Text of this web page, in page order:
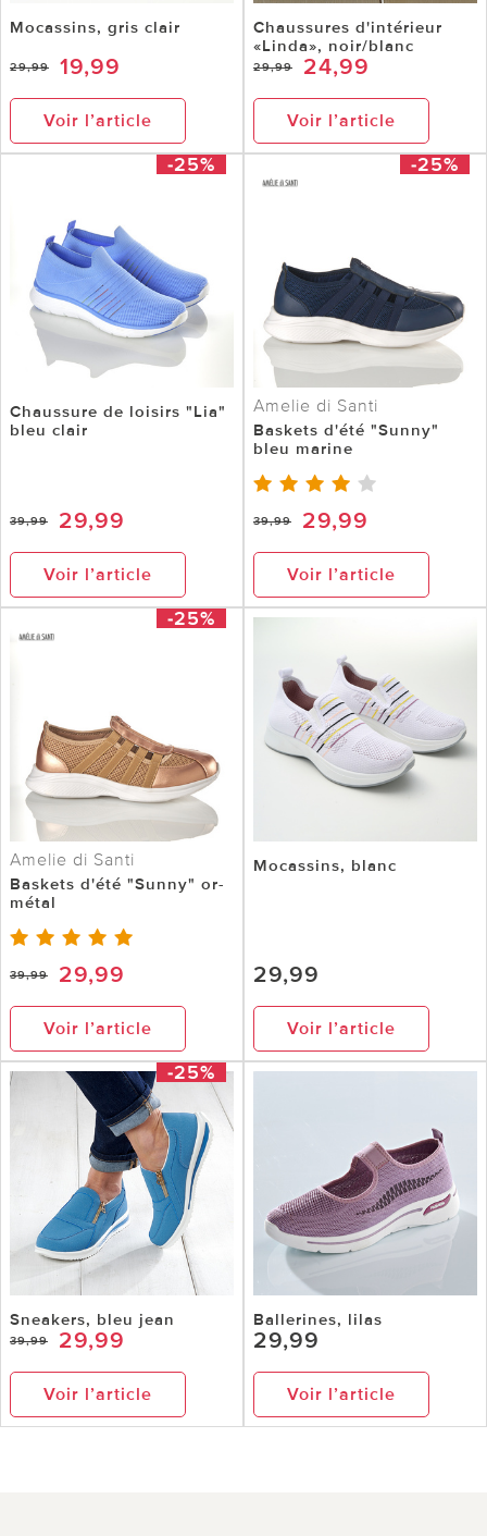
Mocassins, gris clair
29,99 19,99
Voir l’article
Chaussures d'intérieur
«Linda», noir/blanc
29,99 24,99
Voir l’article
-25%
Chaussure de loisirs "Lia"
bleu clair
39,99 29,99
Voir l’article
-25%
Amelie di Santi
Baskets d'été "Sunny"
bleu marine
39,99 29,99
Voir l’article
-25%
Amelie di Santi
Baskets d'été "Sunny" or-
métal
39,99 29,99
Voir l’article
Mocassins, blanc
29,99
Voir l’article
-25%
Sneakers, bleu jean
39,99 29,99
Voir l’article
Ballerines, lilas
29,99
Voir l’article